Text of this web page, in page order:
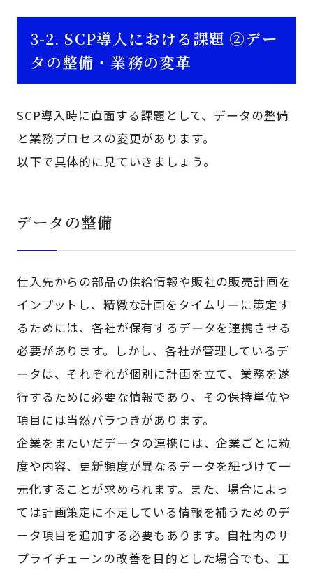
3-2. SCP導入における課題 ②デー
タの整備・業務の変革
SCP導入時に直面する課題として、データの整備
と業務プロセスの変更があります。
以下で具体的に見ていきましょう。
データの整備
仕入先からの部品の供給情報や販社の販売計画を
インプットし、精緻な計画をタイムリーに策定す
るためには、各社が保有するデータを連携させる
必要があります。しかし、各社が管理しているデ
ータは、それぞれが個別に計画を立て、業務を遂
行するために必要な情報であり、その保持単位や
項目には当然バラつきがあります。
企業をまたいだデータの連携には、企業ごとに粒
度や内容、更新頻度が異なるデータを紐づけて一
元化することが求められます。また、場合によっ
ては計画策定に不足している情報を補うためのデ
ータ項目を追加する必要もあります。自社内のサ
プライチェーンの改善を目的とした場合でも、工